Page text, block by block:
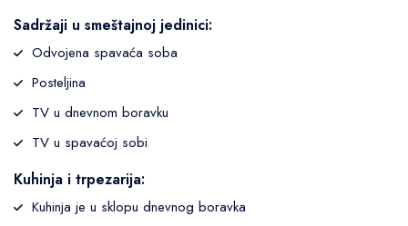
Sadržaji u smeštajnoj jedinici:
Odvojena spavaća soba
Posteljina
TV u dnevnom boravku
TV u spavaćoj sobi
Kuhinja i trpezarija:
Kuhinja je u sklopu dnevnog boravka